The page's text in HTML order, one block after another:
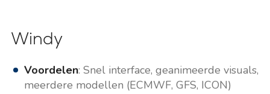
Windy
Voordelen: Snel interface, geanimeerde visuals,
meerdere modellen (ECMWF, GFS, ICON)